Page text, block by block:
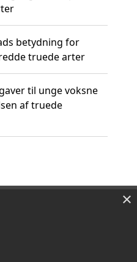
betydning for
truede arter
til unge voksne
af truede
×